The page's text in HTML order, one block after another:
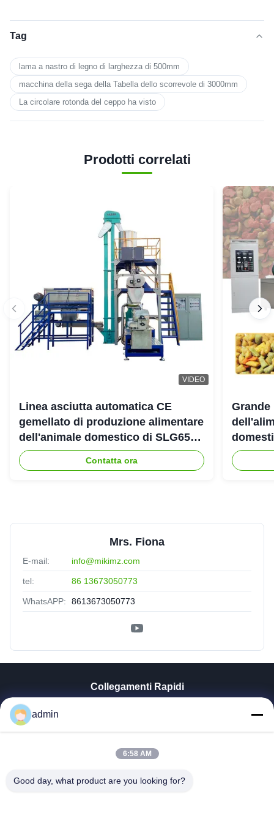
Tag
lama a nastro di legno di larghezza di 500mm
macchina della sega della Tabella dello scorrevole di 3000mm
La circolare rotonda del ceppo ha visto
Prodotti correlati
VIDEO
Linea asciutta automatica CE
gemellato di produzione alimentare
dell'animale domestico di SLG65
SLG70 dell'estrusore a vite di
parallelo
Contatta ora
Grande
Mrs. Fiona
E-mail: info@mikimz.com
tel: 86 13673050773
WhatsAPP: 8613673050773
Collegamenti Rapidi
Chi Siamo
Controllo Di Qualità
admin
6:58 AM
Good day, what product are you looking for?